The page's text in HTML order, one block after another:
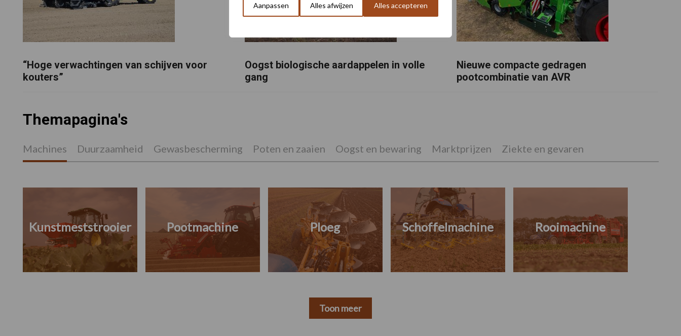
Aanpassen Alles afwijzen Alles accepteren
“Hoge verwachtingen van schijven voor
kouters”
Oogst biologische aardappelen in volle
gang
Nieuwe compacte gedragen
pootcombinatie van AVR
Themapagina's
Machines Duurzaamheid Gewasbescherming Poten en zaaien Oogst en bewaring Marktprijzen Ziekte en gevaren
Kunstmeststrooier Pootmachine Ploeg Schoffelmachine Rooimachine
Toon meer